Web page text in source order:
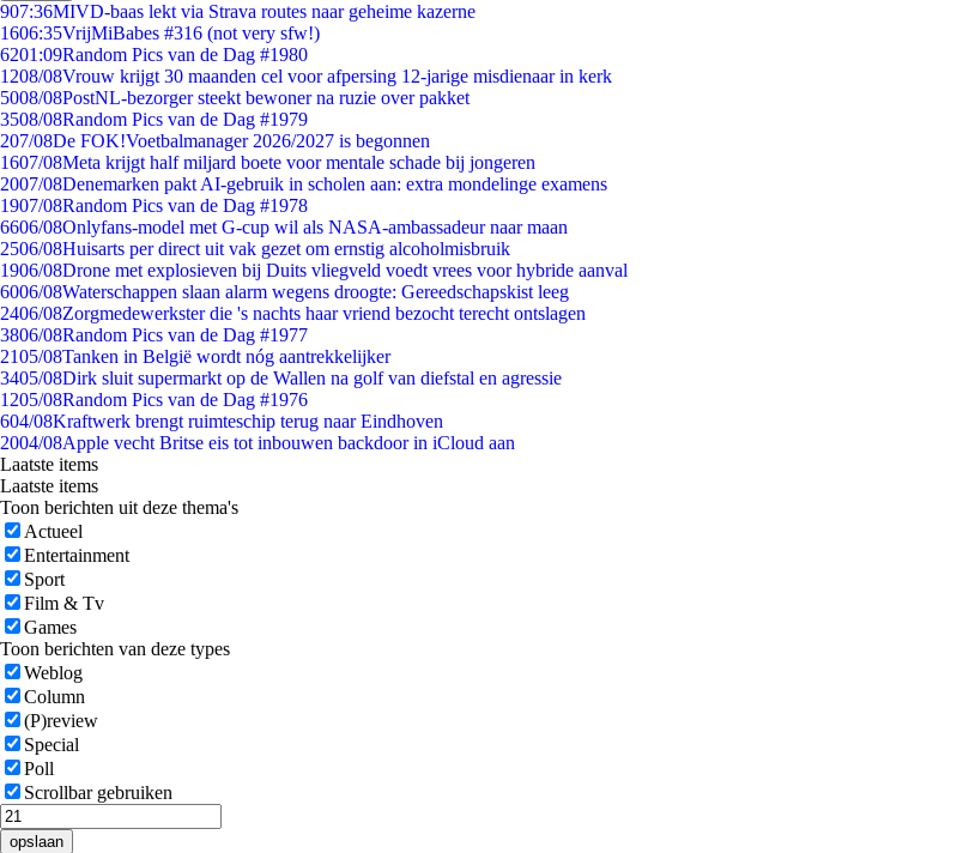
907:36MIVD-baas lekt via Strava routes naar geheime kazerne
1606:35VrijMiBabes #316 (not very sfw!)
6201:09Random Pics van de Dag #1980
1208/08Vrouw krijgt 30 maanden cel voor afpersing 12-jarige misdienaar in kerk
5008/08PostNL-bezorger steekt bewoner na ruzie over pakket
3508/08Random Pics van de Dag #1979
207/08De FOK!Voetbalmanager 2026/2027 is begonnen
1607/08Meta krijgt half miljard boete voor mentale schade bij jongeren
2007/08Denemarken pakt AI-gebruik in scholen aan: extra mondelinge examens
1907/08Random Pics van de Dag #1978
6606/08Onlyfans-model met G-cup wil als NASA-ambassadeur naar maan
2506/08Huisarts per direct uit vak gezet om ernstig alcoholmisbruik
1906/08Drone met explosieven bij Duits vliegveld voedt vrees voor hybride aanval
6006/08Waterschappen slaan alarm wegens droogte: Gereedschapskist leeg
2406/08Zorgmedewerkster die 's nachts haar vriend bezocht terecht ontslagen
3806/08Random Pics van de Dag #1977
2105/08Tanken in België wordt nóg aantrekkelijker
3405/08Dirk sluit supermarkt op de Wallen na golf van diefstal en agressie
1205/08Random Pics van de Dag #1976
604/08Kraftwerk brengt ruimteschip terug naar Eindhoven
2004/08Apple vecht Britse eis tot inbouwen backdoor in iCloud aan
Laatste items
Laatste items
Toon berichten uit deze thema's
Actueel
Entertainment
Sport
Film & Tv
Games
Toon berichten van deze types
Weblog
Column
(P)review
Special
Poll
Scrollbar gebruiken
opslaan